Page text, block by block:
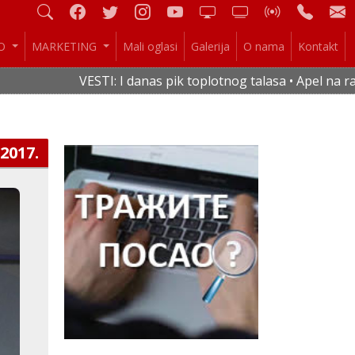
MARKETING Mali oglasi Galerija O nama Kontakt
VESTI: I danas pik toplotnog talasa • Apel na